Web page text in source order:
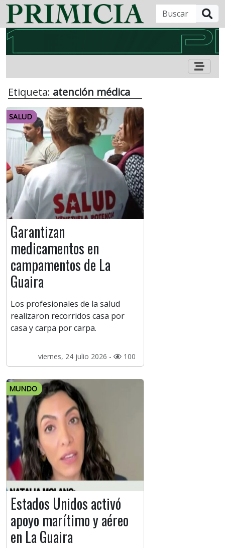
Etiqueta: atención médica
SALUD
Garantizan
medicamentos en
campamentos de La
Guaira
Los profesionales de la salud
realizaron recorridos casa por
casa y carpa por carpa.
viernes, 24 julio 2026 - 100
MUNDO
Estados Unidos activó
apoyo marítimo y aéreo
en La Guaira